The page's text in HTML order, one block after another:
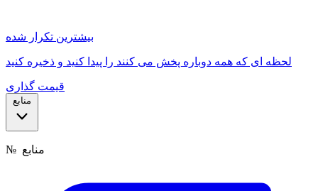
بیشترین تکرار شده
لحظه ای که همه دوباره پخش می کنند را پیدا کنید و ذخیره کنید
قیمت گذاری
منابع
№ منابع